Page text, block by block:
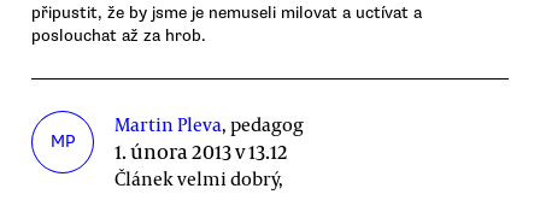
připustit, že by jsme je nemuseli milovat a uctívat a
poslouchat až za hrob.
MP
Martin Pleva, pedagog
1. února 2013 v 13.12
Článek velmi dobrý,